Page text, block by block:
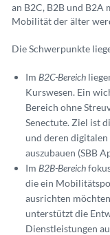
an B2C, B2B und B2A
Mobilität der älter
Die Schwerpunkte
Im B2C-Bereich
Kurswesen. Ein
Bereich ohne
Senectute. Ziel ist
und deren
auszubauen (SBB
Im B2B-Bereich
die ein
ausrichten
unterstützt die
Dienstleistungen